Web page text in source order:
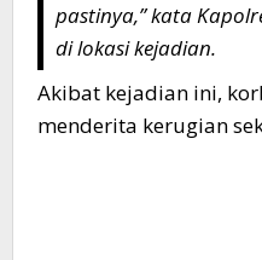
pastinya,” kata
di lokasi kejadian.
Akibat kejadian ini,
menderita kerugian